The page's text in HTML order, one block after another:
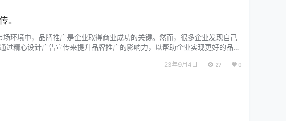
。
环境中，品牌推广是企业取得商业成功的关键。然而，很多企业发现自己
精心设计广告宣传来提升品牌推广的影响力，以帮助企业实现更好的品牌
23年9月4日 27 0